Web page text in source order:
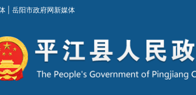
岳阳市政府网新媒体